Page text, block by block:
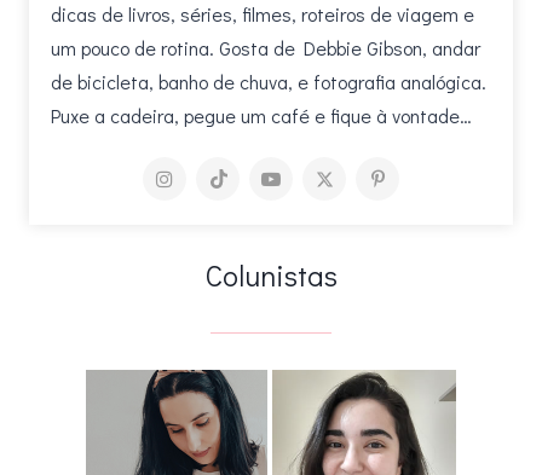
dicas de livros, séries, filmes, roteiros de viagem e
um pouco de rotina. Gosta de Debbie Gibson, andar
de bicicleta, banho de chuva, e fotografia analógica.
Puxe a cadeira, pegue um café e fique à vontade…
Colunistas